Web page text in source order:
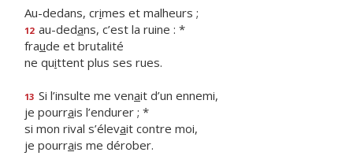
Au-dedans, crimes et malheurs ;
12 au-dedans, c’est la ruine : *
fraude et brutalité
ne quittent plus ses rues.
13 Si l’insulte me venait d’un ennemi,
je pourrais l’endurer ; *
si mon rival s’élevait contre moi,
je pourrais me dérober.